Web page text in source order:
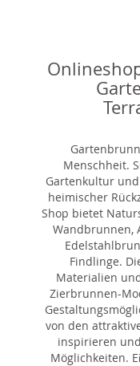
Menschheit.
Gartenkultur
heimischer
Shop bietet
Wandbrunnen,
Findlinge.
Materialien
Zierbrunnen-
von den
inspirieren
Möglichkeiten. E